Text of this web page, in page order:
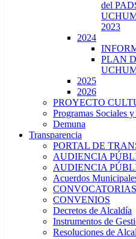
del
2023
2024
PLAN
2025
2026
PROYECTO
Programas Sociales
Demuna
Transparencia
PORTAL DE
AUDIENCIA
AUDIENCIA
Acuerdos
CONVENIOS
Decretos de Alcaldía
Instrumentos de
Resoluciones de